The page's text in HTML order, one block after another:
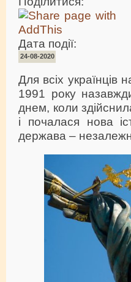
Дата події:
24-08-2020
Для всіх українців
1991 року
днем, коли
і почалася нова
держава –